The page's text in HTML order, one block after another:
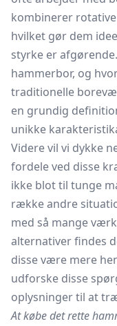
kombinerer
hvilket gør dem
styrke er
hammerbor, og
traditionelle
en grundig
unikke
Videre vil vi dykke
fordele ved disse
ikke blot til tunge
række andre
med så mange
alternativer findes
disse være mere
udforske disse
oplysninger til at
At købe det rette